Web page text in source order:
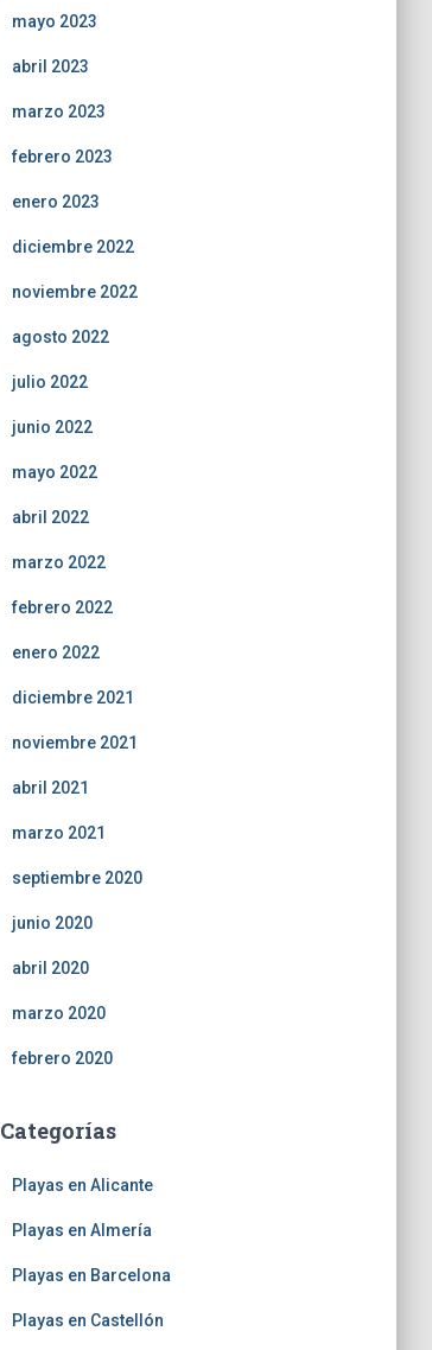
mayo 2023
abril 2023
marzo 2023
febrero 2023
enero 2023
diciembre 2022
noviembre 2022
agosto 2022
julio 2022
junio 2022
mayo 2022
abril 2022
marzo 2022
febrero 2022
enero 2022
diciembre 2021
noviembre 2021
abril 2021
marzo 2021
septiembre 2020
junio 2020
abril 2020
marzo 2020
febrero 2020
Categorías
Playas en Alicante
Playas en Almería
Playas en Barcelona
Playas en Castellón